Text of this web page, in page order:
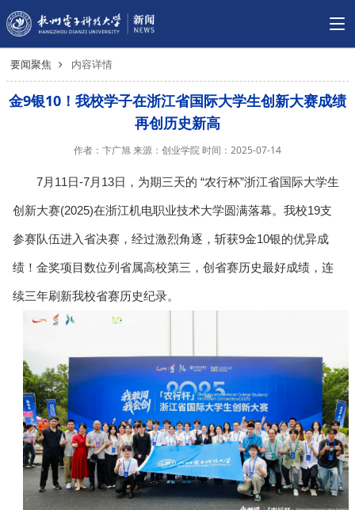
要闻聚焦 内容详情
​金9银10！我校学子在浙江省国际大学生创新大赛成绩
再创历史新高
作者：卞广旭 来源：创业学院 时间：2025-07-14
7月11日-7月13日，为期三天的 “农行杯”浙江省国际大学生
创新大赛(2025)在浙江机电职业技术大学圆满落幕。我校19支
参赛队伍进入省决赛，经过激烈角逐，斩获9金10银的优异成
绩！金奖项目数位列省属高校第三，创省赛历史最好成绩，连
续三年刷新我校省赛历史纪录。